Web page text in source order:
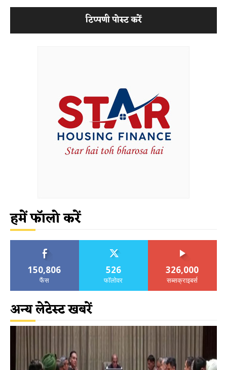
हमें फॉलो करें
150,806
फैंस
526
फॉलोवर
326,000
सब्सक्राइबर्स
अन्य लेटेस्ट खबरें